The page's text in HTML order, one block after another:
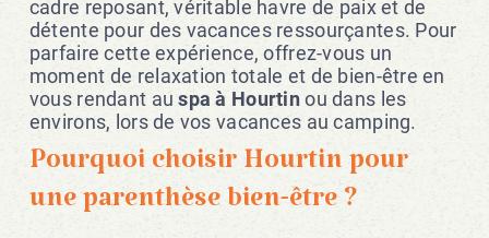
cadre reposant, véritable havre de paix et de
détente pour des vacances ressourçantes. Pour
parfaire cette expérience, offrez-vous un
moment de relaxation totale et de bien-être en
vous rendant auspa à Hourtinou dans les
environs, lors de vos vacances au camping.
Pourquoi choisir Hourtin pour
une parenthèse bien-être ?